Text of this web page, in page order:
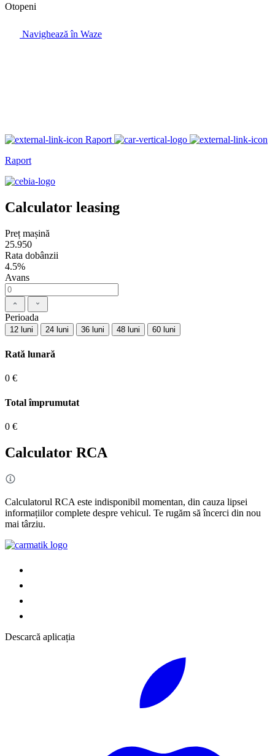
Otopeni
Navighează în Waze
Raport
Raport
Calculator leasing
Preț mașină
25.950
Rata dobânzii
4.5%
Avans
Perioada
12 luni 24 luni 36 luni 48 luni 60 luni
Rată lunară
0 €
Total împrumutat
0 €
Calculator RCA
Calculatorul RCA este indisponibil momentan, din cauza lipsei
informațiilor complete despre vehicul. Te rugăm să încerci din nou
mai târziu.
Descarcă aplicația